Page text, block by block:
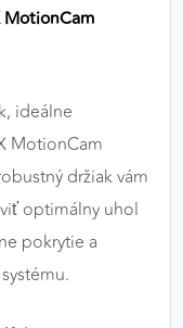
ideálne
MotionCam
držiak vám
optimálny uhol
pokrytie a
na sledovanie
partnerom